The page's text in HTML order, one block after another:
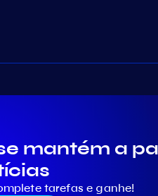
mantém a
tarefas e ganhe!